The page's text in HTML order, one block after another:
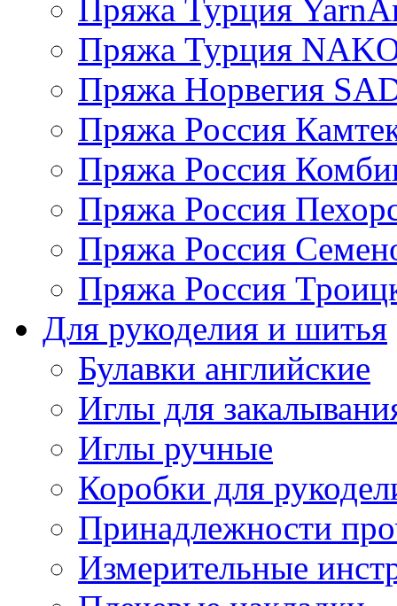
Пряжа Турция
Пряжа Турция
Пряжа Норвегия
Пряжа Россия
Пряжа Россия
Пряжа Россия
Пряжа Россия
Пряжа Россия
Для рукоделия и шитья
Булавки английские
Иглы для
Иглы ручные
Коробки для
Принадлежности
Измерительные